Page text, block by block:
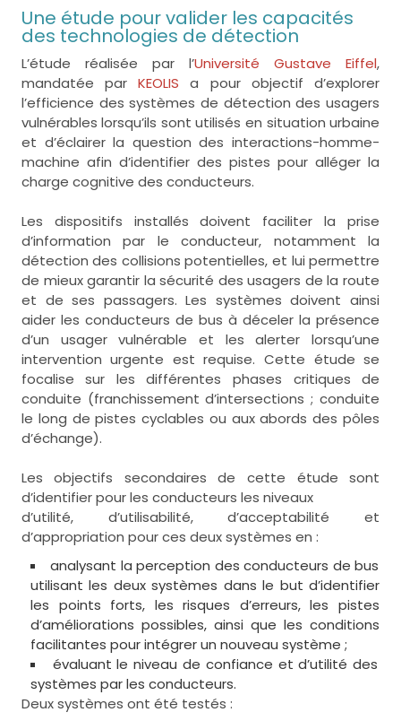
Une étude pour valider les capacités
des technologies de détection
L’étude réalisée par l’Université Gustave Eiffel,
mandatée parKEOLIS a pour objectif d’explorer
l’efficience des systèmes de détection des usagers
vulnérables lorsqu’ils sont utilisés en situation urbaine
et d’éclairer la question des interactions-homme-
machine afin d’identifier des pistes pour alléger la
charge cognitive des conducteurs.
Les dispositifs installés doivent faciliter la prise
d’information par le conducteur, notamment la
détection des collisions potentielles, et lui permettre
de mieux garantir la sécurité des usagers de la route
et de ses passagers. Les systèmes doivent ainsi
aider les conducteurs de bus à déceler la présence
d’un usager vulnérable et les alerter lorsqu’une
intervention urgente est requise. Cette étude se
focalise sur les différentes phases critiques de
conduite (franchissement d’intersections ; conduite
le long de pistes cyclables ou aux abords des pôles
d’échange).
Les objectifs secondaires de cette étude sont
d’identifier pour les conducteurs les niveaux
d’utilité, d’utilisabilité, d’acceptabilité et
d’appropriation pour ces deux systèmes en :
analysant la perception des conducteurs de bus
utilisant les deux systèmes dans le but d’identifier
les points forts, les risques d’erreurs, les pistes
d’améliorations possibles, ainsi que les conditions
facilitantes pour intégrer un nouveau système ;
évaluant le niveau de confiance et d’utilité des
systèmes par les conducteurs.
Deux systèmes ont été testés :